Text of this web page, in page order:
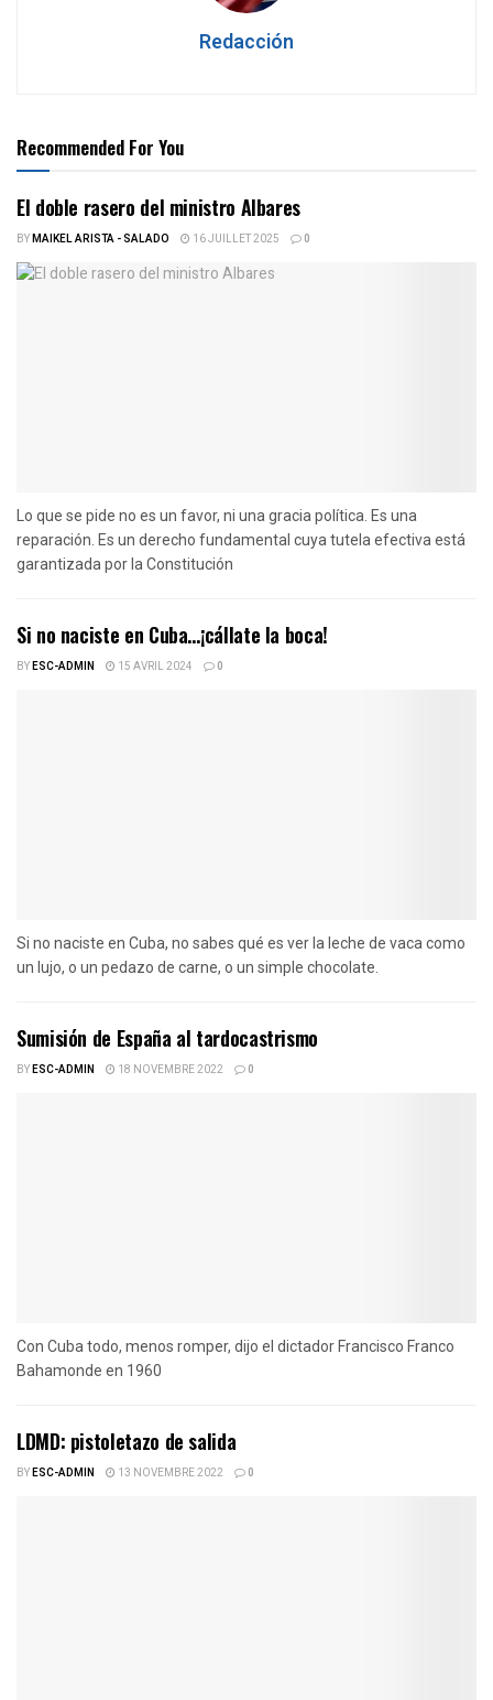
Redacción
Recommended For You
El doble rasero del ministro Albares
BYMAIKEL ARISTA - SALADO 16 JUILLET 2025 0
Lo que se pide no es un favor, ni una gracia política. Es una
reparación. Es un derecho fundamental cuya tutela efectiva está
garantizada por la Constitución
Si no naciste en Cuba…¡cállate la boca!
BYESC-ADMIN 15 AVRIL 2024 0
Si no naciste en Cuba, no sabes qué es ver la leche de vaca como
un lujo, o un pedazo de carne, o un simple chocolate.
Sumisión de España al tardocastrismo
BYESC-ADMIN 18 NOVEMBRE 2022 0
Con Cuba todo, menos romper, dijo el dictador Francisco Franco
Bahamonde en 1960
LDMD: pistoletazo de salida
BYESC-ADMIN 13 NOVEMBRE 2022 0